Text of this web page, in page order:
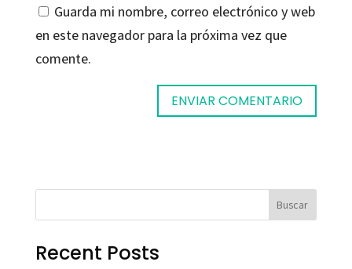
Guarda mi nombre, correo electrónico y web
en este navegador para la próxima vez que
comente.
Buscar
Recent Posts